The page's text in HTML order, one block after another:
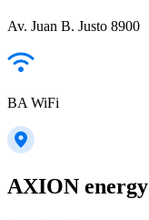
Av. Juan B. Justo 8900
BA WiFi
AXION energy